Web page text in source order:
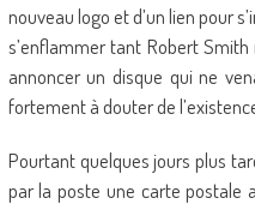
nouveau logo et d’un lien pour
s’enflammer tant Robert
annoncer un disque qui ne
fortement à douter de
Pourtant quelques jours plus
par la poste une carte postale